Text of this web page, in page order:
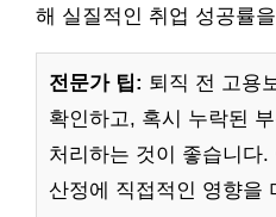
해 실질적인 취업 성공률
전문가 팁: 퇴직 전 고용
확인하고, 혹시 누락된
처리하는 것이 좋습니다
산정에 직접적인 영향을